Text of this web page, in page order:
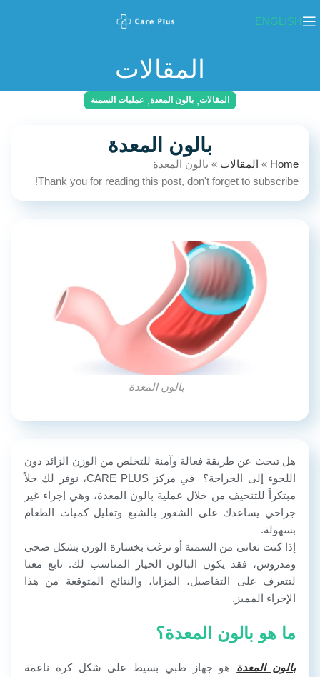
ENGLISH
المقالات
المقالات, بالون المعدة, عمليات السمنة
بالون المعدة
Home
» المقالات » بالون المعدة
Thank you for reading this post, don't forget to subscribe!
بالون المعدة
هل تبحث عن طريقة فعالة وآمنة للتخلص من الوزن الزائد دون
اللجوء إلى الجراحة؟ في مركز CARE PLUS، نوفر لك حلاً
مبتكراً للتنحيف من خلال عملية بالون المعدة، وهي إجراء غير
جراحي يساعدك على الشعور بالشبع وتقليل كميات الطعام
بسهولة.
إذا كنت تعاني من السمنة أو ترغب بخسارة الوزن بشكل صحي
ومدروس، فقد يكون البالون الخيار المناسب لك. تابع معنا
لتتعرف على التفاصيل، المزايا، والنتائج المتوقعة من هذا
الإجراء المميز.
ما هو بالون المعدة؟
بالون المعدة هو جهاز طبي بسيط على شكل كرة ناعمة